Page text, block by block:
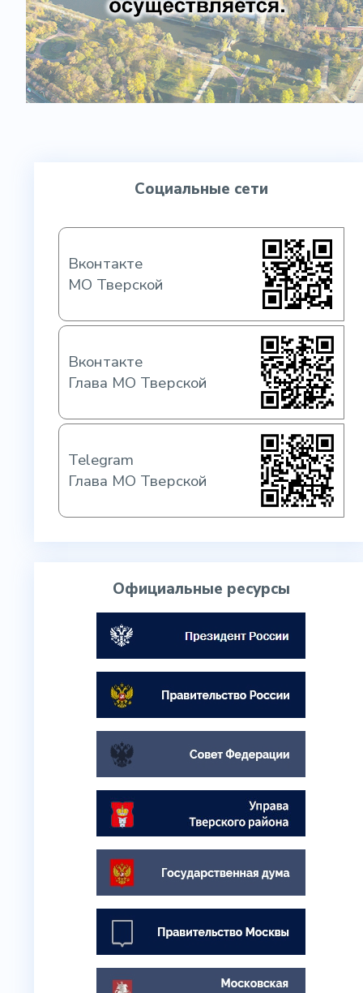
Социальные сети
Вконтакте
МО Тверской
Вконтакте
Глава МО Тверской
Telegram
Глава МО Тверской
Официальные ресурсы